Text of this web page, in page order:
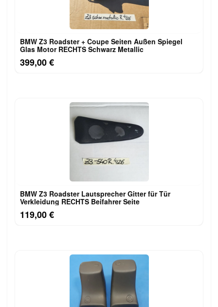
BMW Z3 Roadster + Coupe Seiten Außen Spiegel
Glas Motor RECHTS Schwarz Metallic
399,00 €
BMW Z3 Roadster Lautsprecher Gitter für Tür
Verkleidung RECHTS Beifahrer Seite
119,00 €